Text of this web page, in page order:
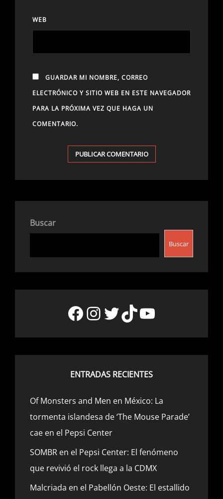
WEB
GUARDAR MI NOMBRE, CORREO
ELECTRÓNICO Y SITIO WEB EN ESTE NAVEGADOR
PARA LA PRÓXIMA VEZ QUE HAGA UN
COMENTARIO.
Buscar
Buscar
Facebook
Instagram
Twitter
TikTok
YouTube
ENTRADAS RECIENTES
Of Monsters and Men en México: La
tormenta islandesa de ‘The Mouse Parade’
cae en el Pepsi Center
SOMBR en el Pepsi Center: El fenómeno
que revivió el rock llega a la CDMX
Malcriada en el Pabellón Oeste: El estallido